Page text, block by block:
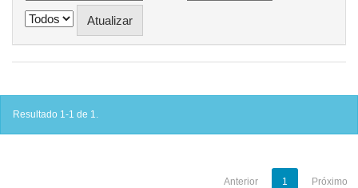
Resultado 1-1 de 1.
Anterior 1 Próximo